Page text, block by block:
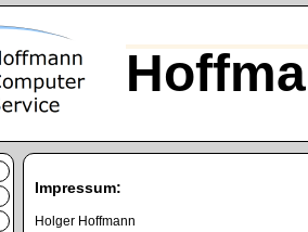
Impressum:
Holger Hoffmann